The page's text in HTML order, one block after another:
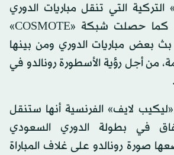
قناة «Sport Plus» التركية التي تنقل مباريات الدوري
التركي في أوروبا، كما حصلت شبكة «COSMOTE»
بث بعض مباريات الدوري ومن بينها
من أجل رؤية الأسطورة رونالدو في
لايف» الفرنسية أنها ستنقل
في بطولة الدوري السعودي
صورة رونالدو على غلاف المباراة